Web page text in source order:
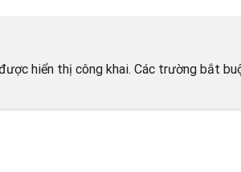
hiển thị công khai. Các trường bắt